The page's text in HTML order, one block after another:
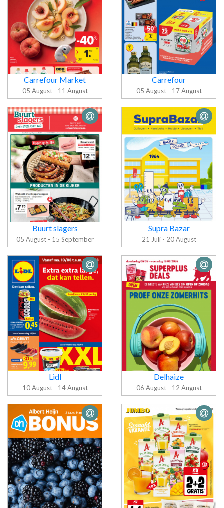
Folder
Carrefour
Market
Carrefour Market
05 August - 11 August
Folder
Carrefour
Carrefour
05 August - 17 August
Folder Buurt
slagers
Buurt slagers
05 August - 15 September
Folder Supra
Bazar
Supra Bazar
21 Juli - 20 August
Folder Lidl
Lidl
10 August - 14 August
Folder Delhaize
Delhaize
06 August - 12 August